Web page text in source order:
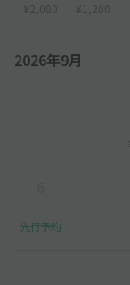
¥2,000 ¥1,200
2026年9月
先行予約